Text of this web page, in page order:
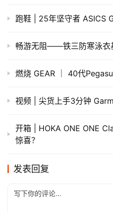
跑鞋 | 25年坚守者 ASICS
畅游无阻——铁三防寒泳衣
燃烧 GEAR ｜ 40代
视频 | 尖货上手3分钟
开箱 | HOKA ONE ONE
惊喜？
发表回复